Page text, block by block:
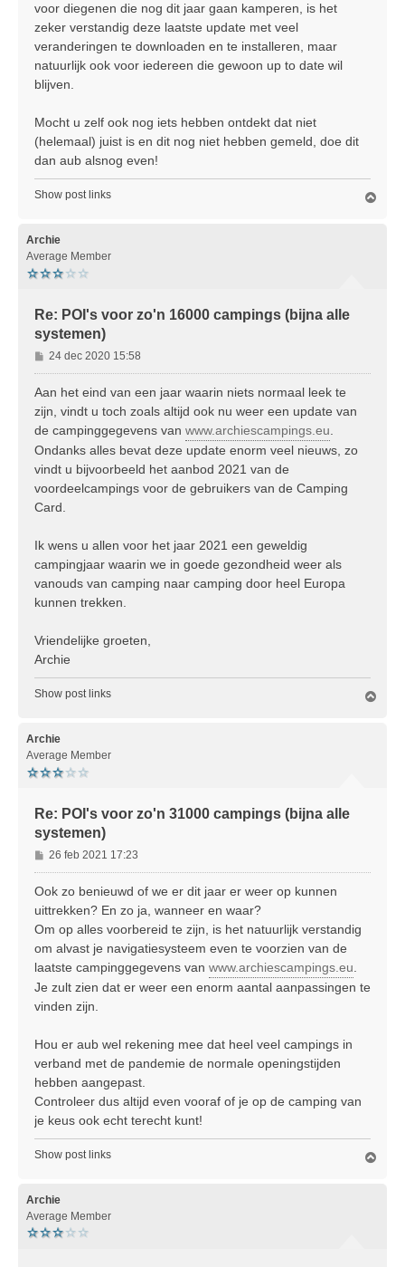
voor diegenen die nog dit jaar gaan kamperen, is het
zeker verstandig deze laatste update met veel
veranderingen te downloaden en te installeren, maar
natuurlijk ook voor iedereen die gewoon up to date wil
blijven.
Mocht u zelf ook nog iets hebben ontdekt dat niet
(helemaal) juist is en dit nog niet hebben gemeld, doe dit
dan aub alsnog even!
Show post links
Archie
Average Member
Re: POI's voor zo'n 16000 campings (bijna alle
systemen)
B
e
r
i
c
h
t
24 dec 2020 15:58
Aan het eind van een jaar waarin niets normaal leek te
zijn, vindt u toch zoals altijd ook nu weer een update van
de campinggegevens van www.archiescampings.eu
Ondanks alles bevat deze update enorm veel nieuws, zo
vindt u bijvoorbeeld het aanbod 2021 van de
voordeelcampings voor de gebruikers van de Camping
Card.
Ik wens u allen voor het jaar 2021 een geweldig
campingjaar waarin we in goede gezondheid weer als
vanouds van camping naar camping door heel Europa
kunnen trekken.
Vriendelijke groeten,
Archie
Show post links
Archie
Average Member
Re: POI's voor zo'n 31000 campings (bijna alle
systemen)
B
e
r
h
t
26 feb 2021 17:23
Ook zo benieuwd of we er dit jaar er weer op kunnen
uittrekken? En zo ja, wanneer en waar?
Om op alles voorbereid te zijn, is het natuurlijk verstandig
om alvast je navigatiesysteem even te voorzien van de
laatste campinggegevens van www.archiescampings.eu
Je zult zien dat er weer een enorm aantal aanpassingen te
vinden zijn.
Hou er aub wel rekening mee dat heel veel campings in
verband met de pandemie de normale openingstijden
hebben aangepast.
Controleer dus altijd even vooraf of je op de camping van
je keus ook echt terecht kunt!
Show post links
Archie
Average Member